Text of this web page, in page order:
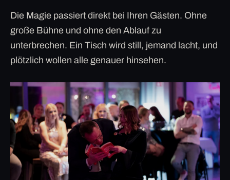
Die Magie passiert direkt bei Ihren Gästen. Ohne
große Bühne und ohne den Ablauf zu
unterbrechen. Ein Tisch wird still, jemand lacht, und
plötzlich wollen alle genauer hinsehen.